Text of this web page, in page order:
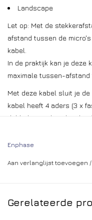
Landscape
Let op: Met de
afstand tussen de
kabel.
In de praktijk kan je deze
maximale tussen-afstand
Met deze kabel sluit je de
kabel heeft 4 aders (3 x
dubbel-geïsoleerd en
systeem te maken.
Met 1-fase kabel kan je
meterkast.
Enphase
Aan verlanglijst toevoegen /
Gerelateerde